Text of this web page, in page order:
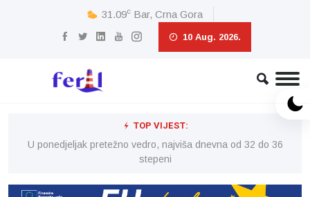
31.09c Bar, Crna Gora
10 Aug. 2026.
TOP VIJEST:
U ponedjeljak pretežno vedro, najviša dnevna od 32 do 36
stepeni